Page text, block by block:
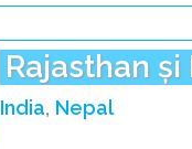
Rajasthan
India Nepal